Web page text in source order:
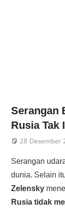
Serangan
Rusia Tak
28 Desember
Serangan
dunia. Selain
Zelensky
Rusia tidak